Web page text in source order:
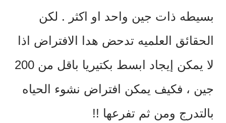
بسيطه ذات جين واحد او اكثر . لكن
الحقائق العلميه تدحض هدا الافتراض اذا
لا يمكن إيجاد ابسط بكتيريا باقل من 200
جين ، فكيف يمكن افتراض نشوء الحياه
بالتدرج ومن ثم تفرعها !!